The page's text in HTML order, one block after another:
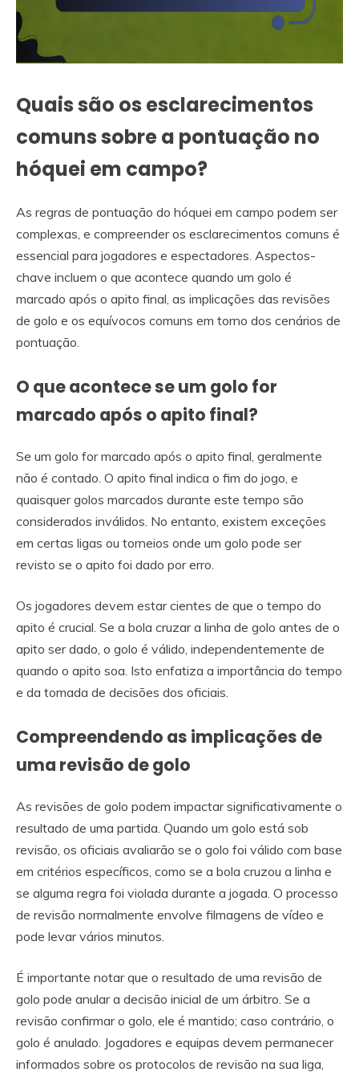
Quais são os esclarecimentos
comuns sobre a pontuação no
hóquei em campo?
As regras de pontuação do hóquei em campo podem ser
complexas, e compreender os esclarecimentos comuns é
essencial para jogadores e espectadores. Aspectos-
chave incluem o que acontece quando um golo é
marcado após o apito final, as implicações das revisões
de golo e os equívocos comuns em torno dos cenários de
pontuação.
O que acontece se um golo for
marcado após o apito final?
Se um golo for marcado após o apito final, geralmente
não é contado. O apito final indica o fim do jogo, e
quaisquer golos marcados durante este tempo são
considerados inválidos. No entanto, existem exceções
em certas ligas ou torneios onde um golo pode ser
revisto se o apito foi dado por erro.
Os jogadores devem estar cientes de que o tempo do
apito é crucial. Se a bola cruzar a linha de golo antes de o
apito ser dado, o golo é válido, independentemente de
quando o apito soa. Isto enfatiza a importância do tempo
e da tomada de decisões dos oficiais.
Compreendendo as implicações de
uma revisão de golo
As revisões de golo podem impactar significativamente o
resultado de uma partida. Quando um golo está sob
revisão, os oficiais avaliarão se o golo foi válido com base
em critérios específicos, como se a bola cruzou a linha e
se alguma regra foi violada durante a jogada. O processo
de revisão normalmente envolve filmagens de vídeo e
pode levar vários minutos.
É importante notar que o resultado de uma revisão de
golo pode anular a decisão inicial de um árbitro. Se a
revisão confirmar o golo, ele é mantido; caso contrário, o
golo é anulado. Jogadores e equipas devem permanecer
informados sobre os protocolos de revisão na sua liga,